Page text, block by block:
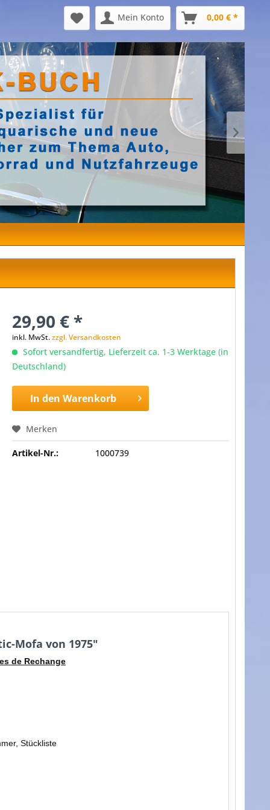
Mein Konto 0,00 € *
29,90 € *
inkl. MwSt.zzgl. Versandkosten
Sofort versandfertig, Lieferzeit ca. 1-3 Werktage (in
Deutschland)
In den Warenkorb
Merken
Artikel-Nr.: 1000739
Mofa von 1975"
de Rechange
Stückliste